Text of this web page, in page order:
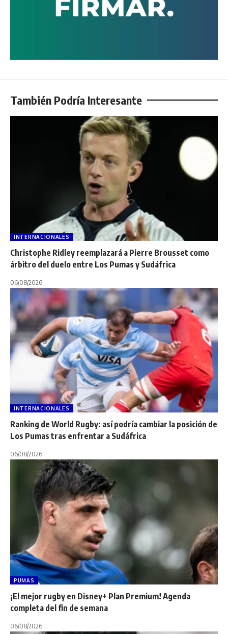
También Podría Interesante
INTERNACIONALES
Christophe Ridley reemplazará a Pierre Brousset como
árbitro del duelo entre Los Pumas y Sudáfrica
06/08/2026
INTERNACIONALES
Ranking de World Rugby: así podría cambiar la posición de
Los Pumas tras enfrentar a Sudáfrica
06/08/2026
PUMAS
¡El mejor rugby en Disney+ Plan Premium! Agenda
completa del fin de semana
06/08/2026